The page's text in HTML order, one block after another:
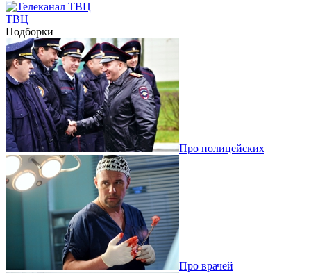
ТВЦ
Подборки
Про полицейских
Про врачей